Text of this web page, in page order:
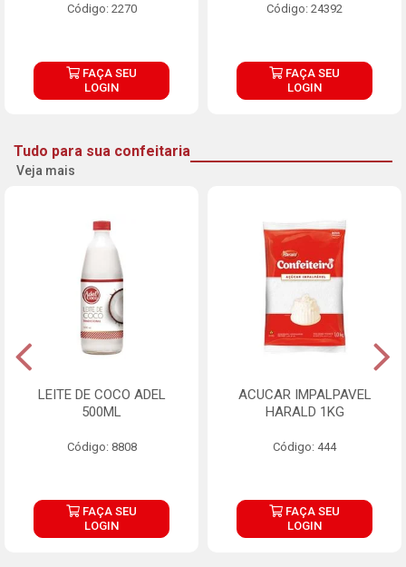
Código: 2270
FAÇA SEU
LOGIN
Código: 24392
FAÇA SEU
LOGIN
Tudo para sua confeitaria
Veja mais
LEITE DE COCO ADEL
500ML
Código: 8808
FAÇA SEU
LOGIN
ACUCAR IMPALPAVEL
HARALD 1KG
Código: 444
FAÇA SEU
LOGIN